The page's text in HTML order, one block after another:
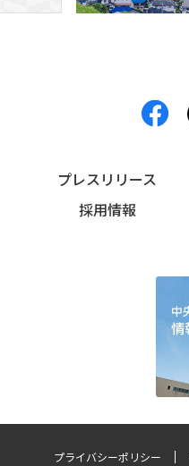
プレスリリース
採用情報
プライバシーポリシー